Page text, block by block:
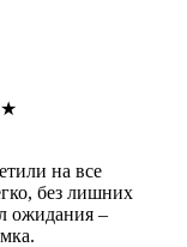
★
на все
без лишних
ожидания –